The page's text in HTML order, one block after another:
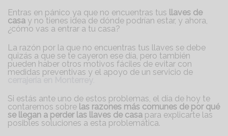
Entras en pánico ya que no encuentras tus llaves de
casa y no tienes idea de dónde podrían estar, y ahora,
¿cómo vas a entrar a tu casa?
La razón por la que no encuentras tus llaves se debe
quizás a que se te cayeron ese día, pero también
pueden haber otros motivos fáciles de evitar con
medidas preventivas y el apoyo de un servicio de
cerrajería en Monterrey
Si estás ante uno de estos problemas, el día de hoy te
contaremos sobre las razones más comunes de por qué
se llegan a perder las llaves de casa para explicarte las
posibles soluciones a esta problemática.